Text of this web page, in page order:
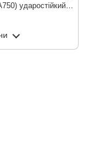
ударостійкий
Shockproof